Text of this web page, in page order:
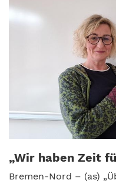
„Wir haben Zeit
Bremen-Nord – (as)